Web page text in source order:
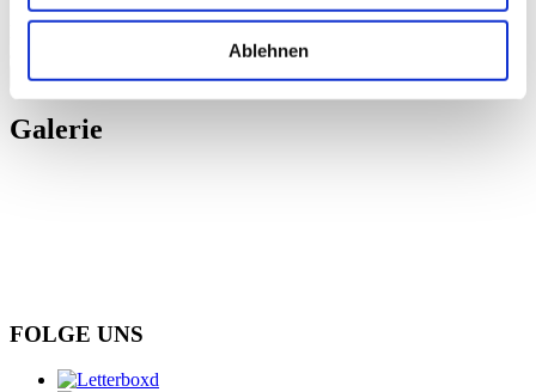
Ablehnen
schließen
Galerie
FOLGE UNS